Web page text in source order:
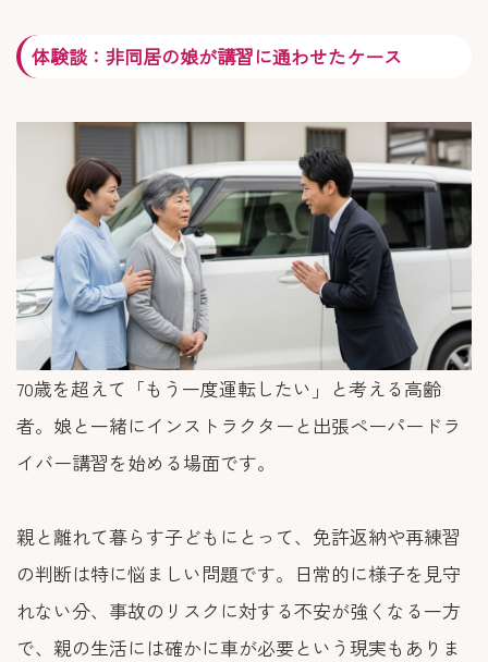
体験談：非同居の娘が講習に通わせたケース
70歳を超えて「もう一度運転したい」と考える高齢
者。娘と一緒にインストラクターと出張ペーパードラ
イバー講習を始める場面です。
親と離れて暮らす子どもにとって、免許返納や再練習
の判断は特に悩ましい問題です。日常的に様子を見守
れない分、事故のリスクに対する不安が強くなる一方
で、親の生活には確かに車が必要という現実もありま